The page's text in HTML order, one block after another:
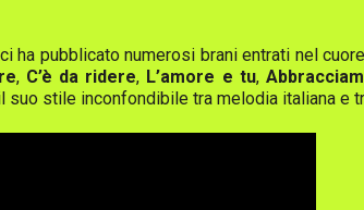
ha pubblicato numerosi brani entrati nel
, C’è da ridere, L’amore e tu,
suo stile inconfondibile tra melodia italiana e